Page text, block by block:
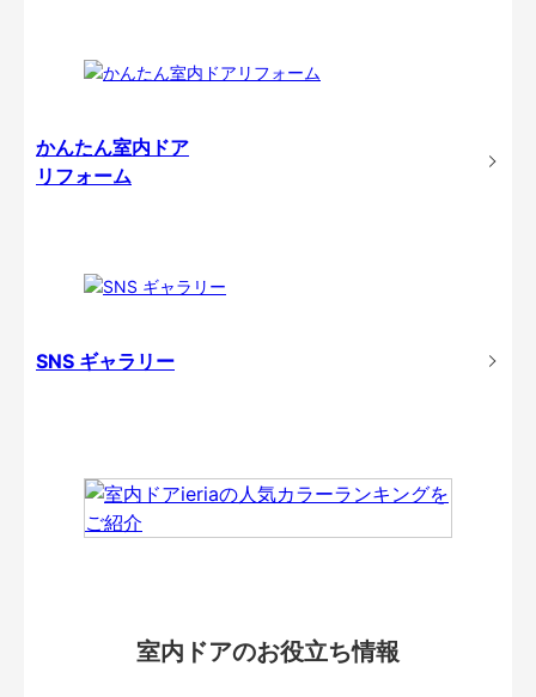
かんたん室内ドア
リフォーム
SNS ギャラリー
室内ドアのお役立ち情報